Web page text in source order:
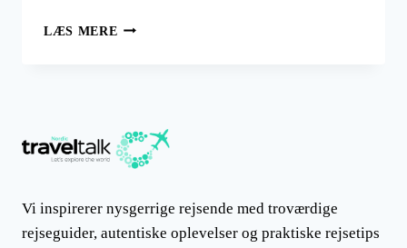
LÆS MERE REJSE
Vi inspirerer nysgerrige rejsende med troværdige
rejseguider, autentiske oplevelser og praktiske rejsetips